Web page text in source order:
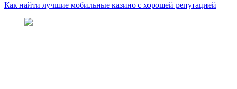
Как найти лучшие мобильные казино с хорошей репутацией